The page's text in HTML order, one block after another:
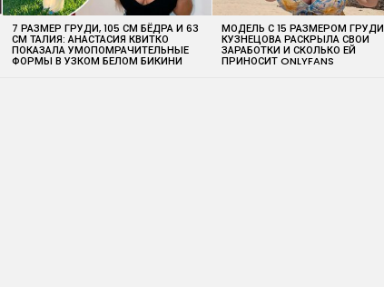
7 РАЗМЕР ГРУДИ, 105 СМ БЁДРА И 63
СМ ТАЛИЯ: АНАСТАСИЯ КВИТКО
ПОКАЗАЛА УМОПОМРАЧИТЕЛЬНЫЕ
ФОРМЫ В УЗКОМ БЕЛОМ БИКИНИ
МОДЕЛЬ С 15 РАЗМЕРОМ ГРУДИ
КУЗНЕЦОВА РАСКРЫЛА СВОИ
ЗАРАБОТКИ И СКОЛЬКО ЕЙ
ПРИНОСИТ ONLYFANS